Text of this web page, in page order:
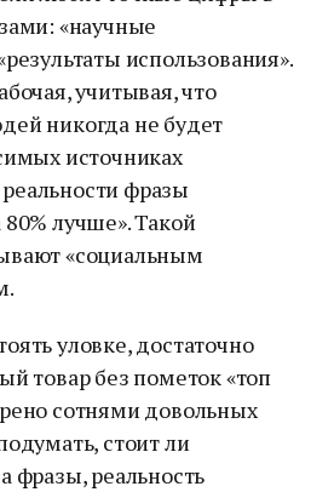
«научные
использования».
учитывая, что
никогда не будет
источниках
фразы
лучше». Такой
«социальным
уловке, достаточно
товар без пометок «топ
сотнями довольных
стоит ли
фразы, реальность